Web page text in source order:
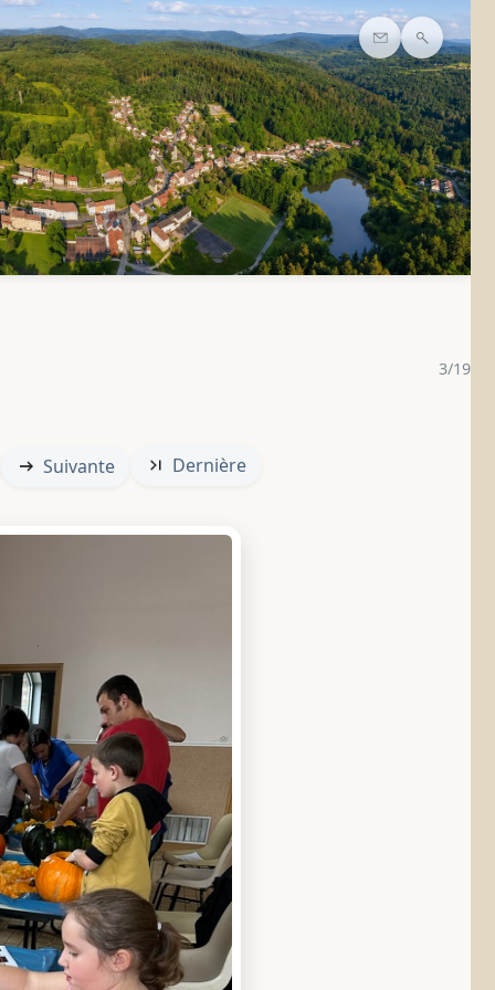
Contact
3/19
Suivante Dernière